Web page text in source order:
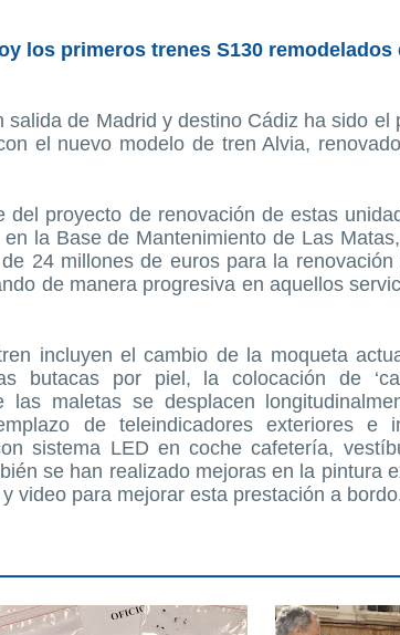
los primeros trenes S130 remodelados
salida de Madrid y destino Cádiz ha sido el
el nuevo modelo de tren Alvia,
del proyecto de renovación de estas
la Base de Mantenimiento de Las
24 millones de euros para la
de manera progresiva en aquellos
incluyen el cambio de la moqueta
butacas por piel, la colocación de
las maletas se desplacen
de teleindicadores exteriores e
sistema LED en coche cafetería,
se han realizado mejoras en la pintura
video para mejorar esta prestación a